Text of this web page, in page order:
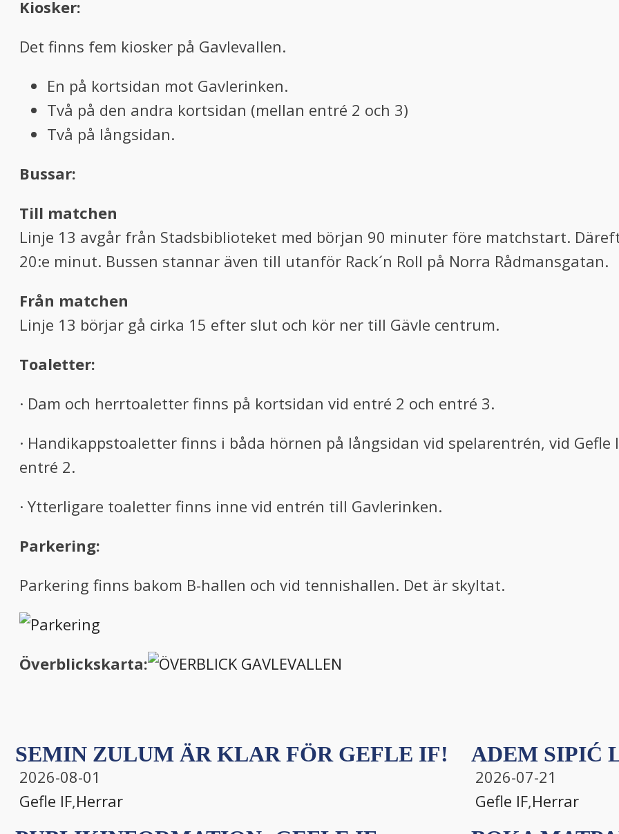
Kiosker:
Det finns fem kiosker på Gavlevallen.
En på kortsidan mot Gavlerinken.
Två på den andra kortsidan (mellan entré 2 och 3)
Två på långsidan.
Bussar:
Till matchen
Linje 13 avgår från Stadsbiblioteket med början 90 minuter före matchstart.
20:e minut. Bussen stannar även till utanför Rack´n Roll på Norra Rådmansgatan.
Från matchen
Linje 13 börjar gå cirka 15 efter slut och kör ner till Gävle centrum.
Toaletter:
· Dam och herrtoaletter finns på kortsidan vid entré 2 och entré 3.
· Handikappstoaletter finns i båda hörnen på långsidan vid spelarentrén, vid Gefle
entré 2.
· Ytterligare toaletter finns inne vid entrén till Gavlerinken.
Parkering:
Parkering finns bakom B-hallen och vid tennishallen. Det är skyltat.
Överblickskarta:
SEMIN ZULUM ÄR KLAR FÖR GEFLE IF!
2026-08-01
Gefle IF,Herrar
ADEM SIPIĆ
2026-07-21
Gefle IF,Herrar